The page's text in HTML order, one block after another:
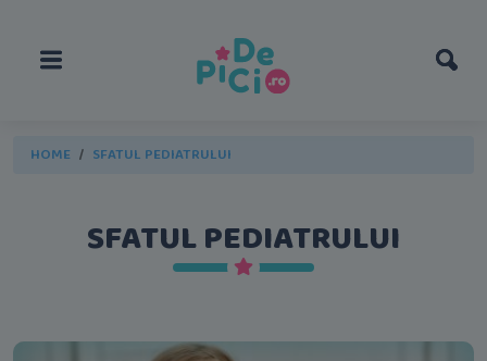
HOME SFATUL PEDIATRULUI
SFATUL PEDIATRULUI